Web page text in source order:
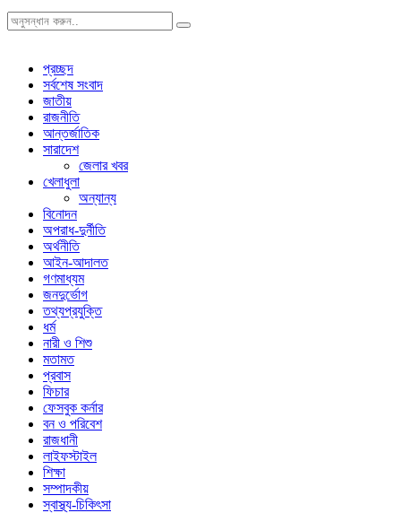
প্রচ্ছদ
সর্বশেষ সংবাদ
জাতীয়
রাজনীতি
আন্তর্জাতিক
সারাদেশ
জেলার খবর
খেলাধুলা
অন্যান্য
বিনোদন
অপরাধ-দুর্নীতি
অর্থনীতি
আইন-আদালত
গণমাধ্যম
জনদুর্ভোগ
তথ্যপ্রযুক্তি
ধর্ম
নারী ও শিশু
মতামত
প্রবাস
ফিচার
ফেসবুক কর্নার
বন ও পরিবেশ
রাজধানী
লাইফস্টাইল
শিক্ষা
সম্পাদকীয়
স্বাস্থ্য-চিকিৎসা